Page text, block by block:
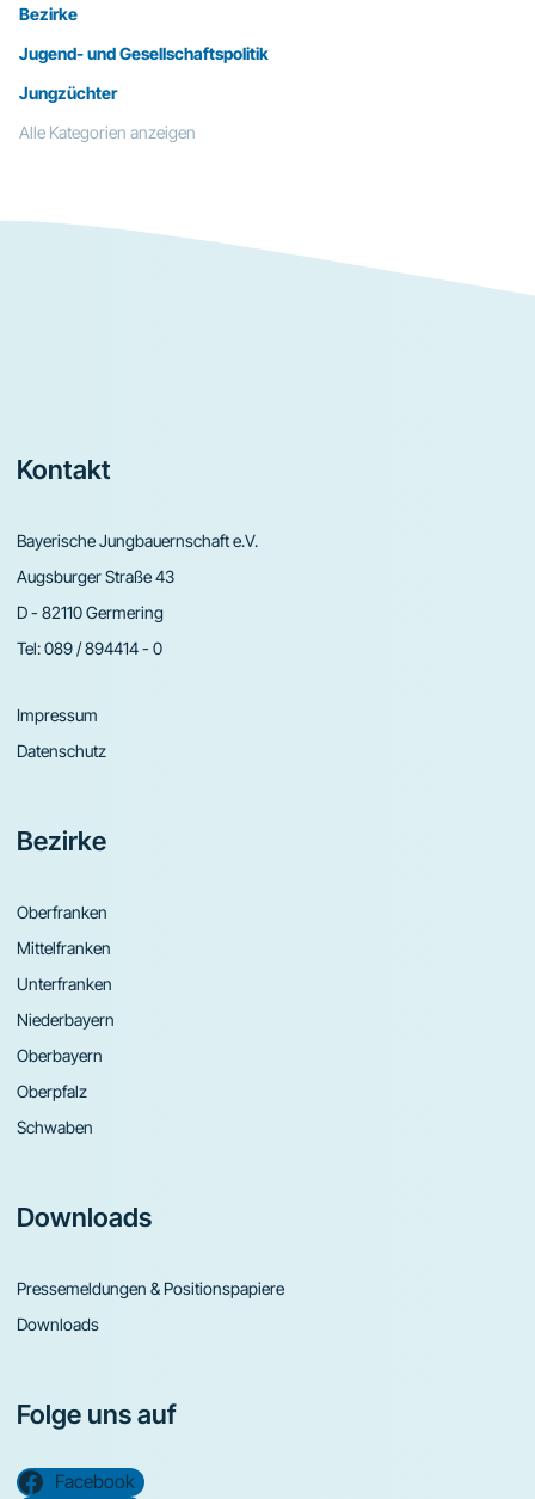
Bezirke
Jugend- und Gesellschaftspolitik
Jungzüchter
Alle Kategorien anzeigen
Footer
Kontakt
Bayerische Jungbauernschaft e.V.
Augsburger Straße 43
D - 82110 Germering
Tel:089 / 894414 - 0
Impressum
Datenschutz
Bezirke
Oberfranken
Mittelfranken
Unterfranken
Niederbayern
Oberbayern
Oberpfalz
Schwaben
Downloads
Pressemeldungen & Positionspapiere
Downloads
Folge uns auf
Facebook